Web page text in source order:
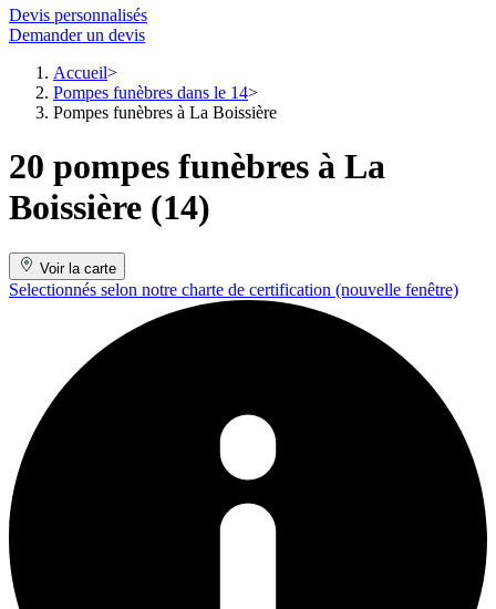
Devis personnalisés
Demander un devis
Accueil
Pompes funèbres dans le 14
Pompes funèbres à La Boissière
20 pompes funèbres à La
Boissière (14)
Voir la carte
Selectionnés selon notre charte de certification (nouvelle fenêtre)